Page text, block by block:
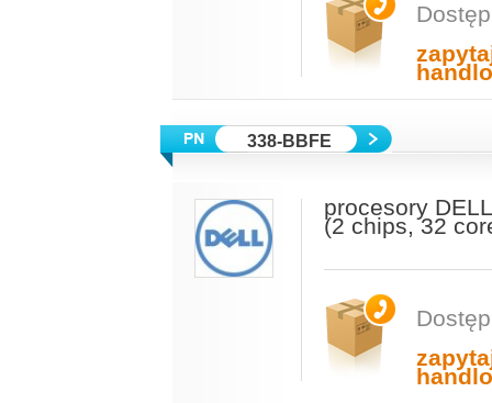
338-BBFE
procesory
(2 chips, 32